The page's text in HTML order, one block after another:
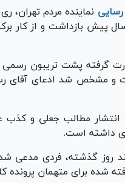
نماینده مردم
پیش بازداشت و از کار
گرفته پشت تریبون
و مشخص شد ادعای آقای
مطالب جعلی و
داشته است.
روز گذشته، فردی مدعی
شده برای متهمان